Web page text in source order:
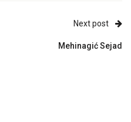
Next post
Mehinagić Sejad